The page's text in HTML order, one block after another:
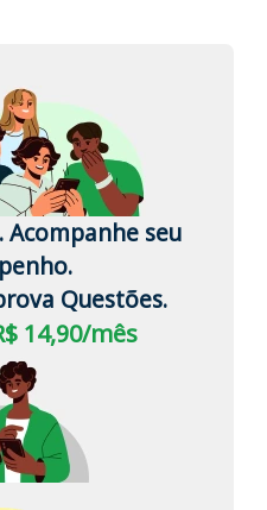
Acompanhe seu
Questões.
14,90/mês